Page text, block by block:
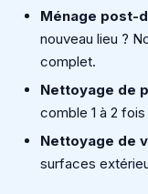
Ménage post-
nouveau lieu ?
complet.
Nettoyage de
comble 1 à 2 fois
Nettoyage de
surfaces